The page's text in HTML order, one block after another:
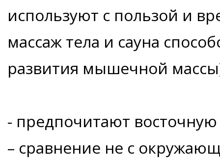
используют с пользой и
массаж тела и сауна
развития мышечной
- предпочитают
– сравнение не с